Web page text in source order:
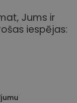
Jums ir
iespējas: